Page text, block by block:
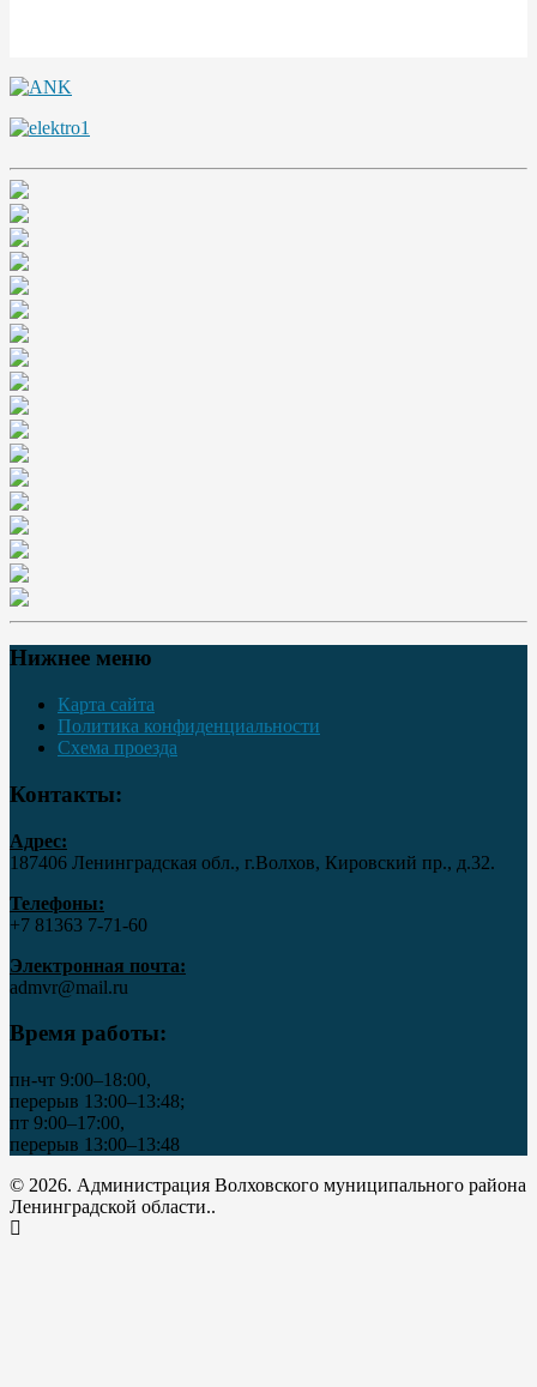
Нижнее меню
Карта сайта
Политика конфиденциальности
Схема проезда
Контакты:
Адрес:
187406 Ленинградская обл., г.Волхов, Кировский пр., д.32.
Телефоны:
+7 81363 7‑71-60
Электронная почта:
admvr@mail.ru
Время работы:
пн-чт 9:00–18:00,
перерыв 13:00–13:48;
пт 9:00–17:00,
перерыв 13:00–13:48
© 2026. Администрация Волховского муниципального района
Ленинградской области..